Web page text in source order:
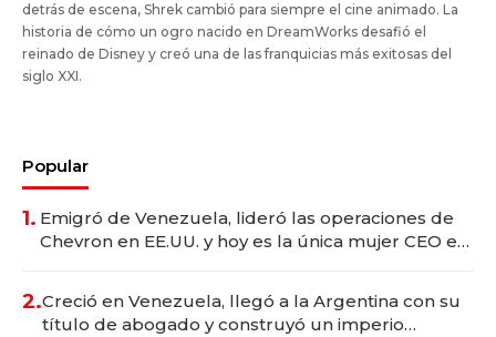
detrás de escena, Shrek cambió para siempre el cine animado. La
historia de cómo un ogro nacido en DreamWorks desafió el
reinado de Disney y creó una de las franquicias más exitosas del
siglo XXI.
Popular
1. Emigró de Venezuela, lideró las operaciones de
Chevron en EE.UU. y hoy es la única mujer CEO en
2.Creció en Venezuela, llegó a la Argentina con su
título de abogado y construyó un imperio